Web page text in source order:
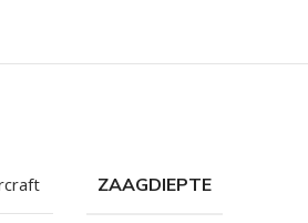
ZAAGDIEPTE